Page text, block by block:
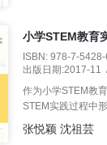
小学STEM教
ISBN: 978-7-
出版日期:2017-11
作为小学STEM教
STEM实践过程中形
张悦颖 沈祖芸